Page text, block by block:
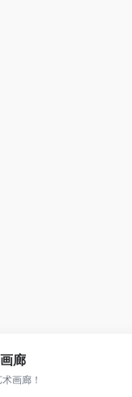
廊
画廊！